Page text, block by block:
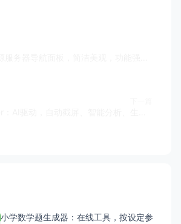
小学数学题生成器：在线工具，按设定参